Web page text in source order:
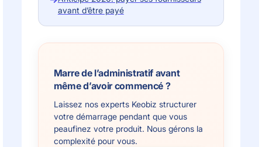
avant d’être payé
Marre de l’administratif avant
même d’avoir commencé ?
Laissez nos experts Keobiz structurer
votre démarrage pendant que vous
peaufinez votre produit. Nous gérons la
complexité pour vous.